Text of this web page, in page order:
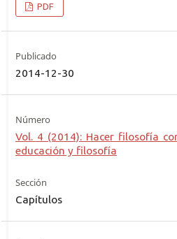
PDF
Publicado
2014-12-30
Número
Vol. 4 (2014): Hacer filosofía
educación y filosofía
Sección
Capítulos